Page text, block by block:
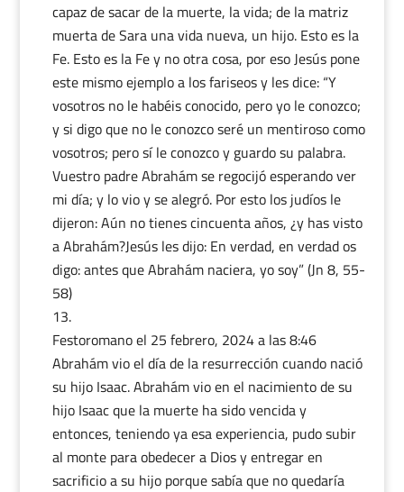
capaz de sacar de la muerte, la vida; de la matriz
muerta de Sara una vida nueva, un hijo. Esto es la
Fe. Esto es la Fe y no otra cosa, por eso Jesús pone
este mismo ejemplo a los fariseos y les dice: “Y
vosotros no le habéis conocido, pero yo le conozco;
y si digo que no le conozco seré un mentiroso como
vosotros; pero sí le conozco y guardo su palabra.
Vuestro padre Abrahám se regocijó esperando ver
mi día; y lo vio y se alegró. Por esto los judíos le
dijeron: Aún no tienes cincuenta años, ¿y has visto
a Abrahám?Jesús les dijo: En verdad, en verdad os
digo: antes que Abrahám naciera, yo soy” (Jn 8, 55-
58)
Festoromanoel 25 febrero, 2024 a las 8:46
Abrahám vio el día de la resurrección cuando nació
su hijo Isaac. Abrahám vio en el nacimiento de su
hijo Isaac que la muerte ha sido vencida y
entonces, teniendo ya esa experiencia, pudo subir
al monte para obedecer a Dios y entregar en
sacrificio a su hijo porque sabía que no quedaría